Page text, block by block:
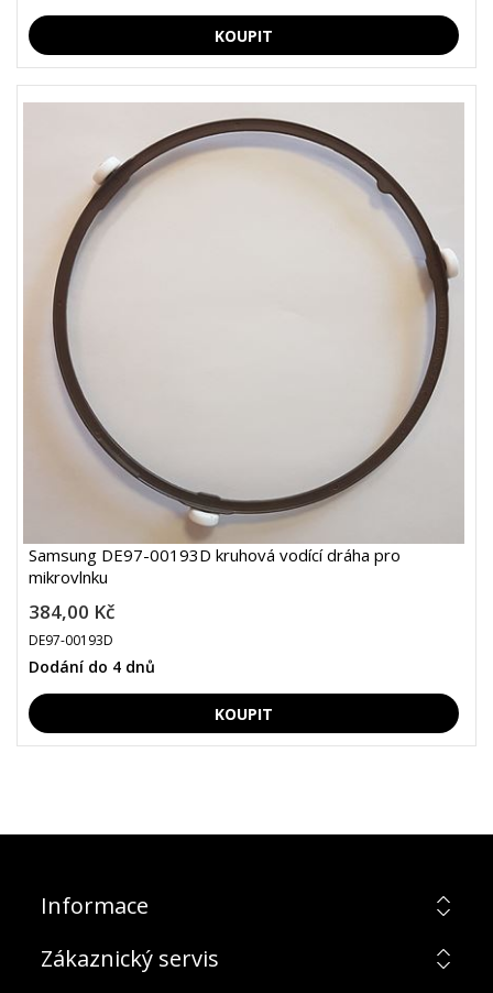
Samsung DE97-00193D kruhová vodící dráha pro
mikrovlnku
384,00 Kč
DE97-00193D
Dodání do 4 dnů
Informace
Zákaznický servis